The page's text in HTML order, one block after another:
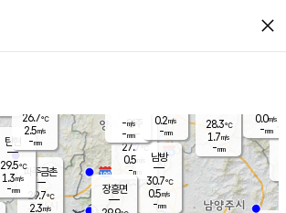
close
양주
27.7℃
0.5
-mm
파주금촌
29.7℃
2.3m/s
28.3℃
1.7m/s
-mm
탄현
29.5℃
1.3m/s
-mm
0.0m/s
-mm
남방
30.7℃
0.5m/s
-mm
장흥면
-m/s
-mm
26.7℃
2.5m/s
-mm
0.2m/s
-mm